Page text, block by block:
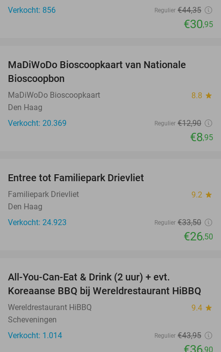
Verkocht: 856
Regulier €44,35
€30,95
MaDiWoDo Bioscoopkaart van Nationale
Bioscoopbon
MaDiWoDo Bioscoopkaart 8.8 star
Den Haag
Verkocht: 20.369
Regulier €12,90
€8,95
Entree tot Familiepark Drievliet
Familiepark Drievliet 9.2 star
Den Haag
Verkocht: 24.923
Regulier €33,50
€26,50
All-You-Can-Eat & Drink (2 uur) + evt.
Koreaanse BBQ bij Wereldrestaurant HiBBQ
Wereldrestaurant HiBBQ 9.4 star
Scheveningen
Verkocht: 1.014
Regulier €43,95
,90